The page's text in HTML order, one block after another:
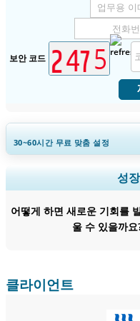
보안 코드
30~60시간무료 맞춤 설정
지역 및 국가 범위 확장, 세그
종
성
어떻게 하면 새로운 기회를
울 수 있을까요
클라이언트